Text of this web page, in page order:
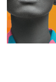
Fulda